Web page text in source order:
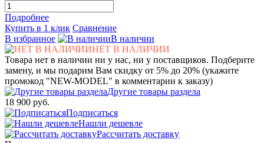
Подробнее
Купить в 1 клик Сравнение
В избранное
В наличии
НЕТ В НАЛИЧИИ
Товара нет в наличии ни у нас, ни у поставщиков. Подберите
замену, и мы подарим Вам скидку от 5% до 20% (укажите
промокод "NEW-MODEL" в комментарии к заказу)
Другие товары раздела
18 900 руб.
Подписаться
Нашли дешевле
Рассчитать доставку